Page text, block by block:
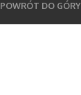
POWRÓT DO GÓRY